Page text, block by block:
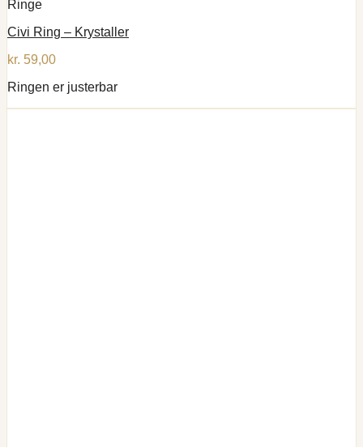
Ringe
Civi Ring – Krystaller
kr. 59,00
Ringen er justerbar